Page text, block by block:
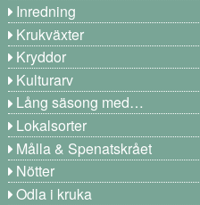
Inredning
Krukväxter
Kryddor
Kulturarv
Lång säsong med…
Lokalsorter
Målla & Spenatskrået
Nötter
Odla i kruka